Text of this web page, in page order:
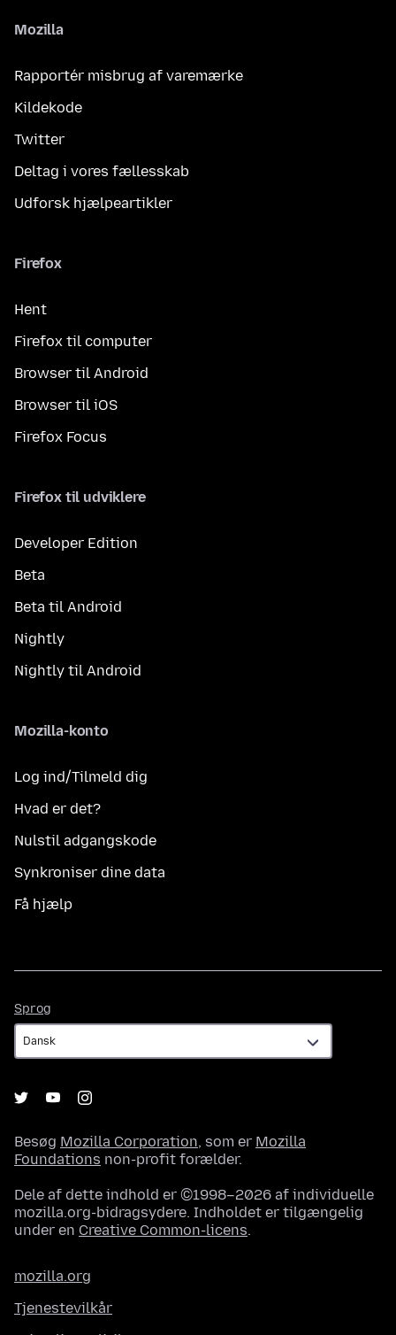
Mozilla
Rapportér misbrug af varemærke
Kildekode
Twitter
Deltag i vores fællesskab
Udforsk hjælpeartikler
Firefox
Hent
Firefox til computer
Browser til Android
Browser til iOS
Firefox Focus
Firefox til udviklere
Developer Edition
Beta
Beta til Android
Nightly
Nightly til Android
Mozilla-konto
Log ind/Tilmeld dig
Hvad er det?
Nulstil adgangskode
Synkroniser dine data
Få hjælp
Sprog
Besøg Mozilla Corporation, som er Mozilla
Foundations non-profit forælder.
Dele af dette indhold er ©1998–2026 af individuelle
mozilla.org-bidragsydere. Indholdet er tilgængelig
under en Creative Common-licens.
mozilla.org
Tjenestevilkår